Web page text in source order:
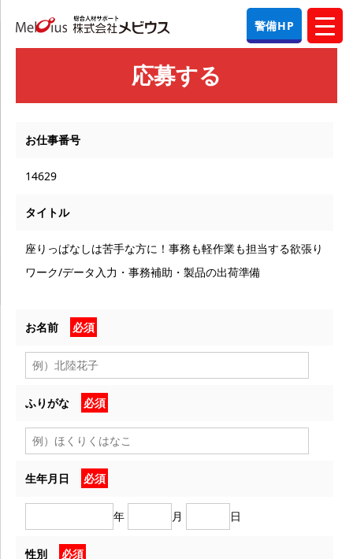
警備HP
応募する
お仕事番号
14629
タイトル
座りっぱなしは苦手な方に！事務も軽作業も担当する欲張り
ワーク/データ入力・事務補助・製品の出荷準備
お名前 必須
ふりがな 必須
生年月日 必須
年 月 日
性別 必須